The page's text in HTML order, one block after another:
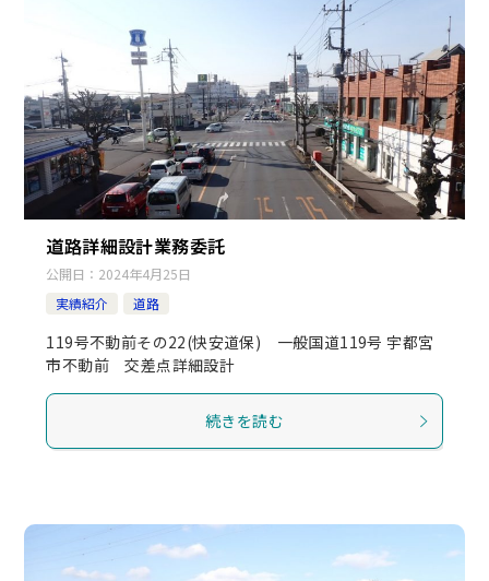
道路詳細設計業務委託
公開日： 2024年4月25日
実績紹介
道路
119号不動前その22(快安道保) 一般国道119号 宇都宮
市不動前 交差点詳細設計
続きを読む